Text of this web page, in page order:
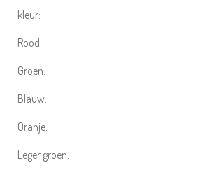
kleur:
Rood.
Groen.
Blauw.
Oranje.
Leger groen.